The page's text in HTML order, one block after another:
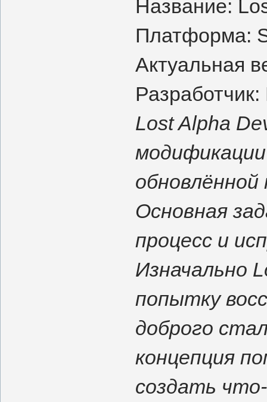
Название:
Платформа:
Актуальная
Lost Alpha
Основная
процесс и
Изначально
попытку
доброго
концепция
создать